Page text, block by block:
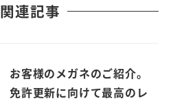
関連記事
お客様のメガネのご紹介。
免許更新に向けて最高のレ